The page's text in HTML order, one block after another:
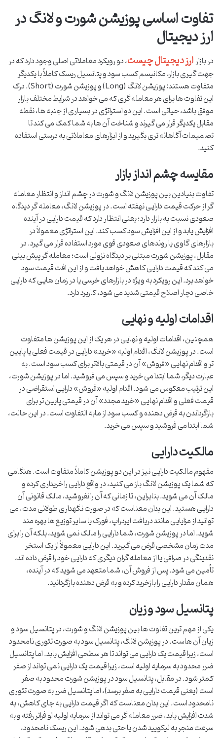
تفاوت اساسی پوزیشن شورت و لانگ در
ارز دیجیتال
در بازارارز دیجیتال چیست، دو رویکرد معاملاتی اصلی وجود دارد که در
جهت گیری بازار، مکانیسم کسب سود و پتانسیل ریسک کاملاً با یکدیگر
متفاوت هستند: پوزیشن لانگ (Long) و پوزیشن شورت (Short). درک
این تفاوت ها برای هر معامله گری که می خواهد در شرایط مختلف بازار
موفق باشد، حیاتی است. این دو استراتژی در بسیاری از جنبه ها، نقطه
مقابل یکدیگر قرار می گیرند و شناخت آن ها به شما کمک می کند تا
تصمیمات آگاهانه تری بگیرید و از ابزارهای معاملاتی به درستی استفاده
کنید.
مقایسه چشم انداز بازار
تفاوت بنیادین بین پوزیشن لانگ و شورت در چشم انداز و انتظار معامله
گر از حرکت قیمت دارایی نهفته است. در پوزیشن لانگ، معامله گر دیدگاه
صعودی نسبت به بازار دارد؛ یعنی انتظار دارد که قیمت دارایی در آینده
افزایش یابد و از این افزایش سود کسب کند. این استراتژی معمولاً در
بازارهای گاوی یا روندهای صعودی قوی مورد استفاده قرار می گیرد. در
مقابل، پوزیشن شورت مبتنی بر دیدگاه نزولی است؛ معامله گر پیش بینی
می کند که قیمت دارایی کاهش خواهد یافت و از این افت قیمت سود
خواهد برد. این رویکرد به ویژه در بازارهای خرسی یا در زمان هایی که دارایی
خاصی دچار اصلاح قیمتی شدید می شود، کاربرد دارد.
اقدامات اولیه و نهایی
همچنین، اقدامات اولیه و نهایی در هر یک از این پوزیشن ها متفاوت
است. در پوزیشن لانگ، اقدام اولیه «خرید» دارایی در قیمت فعلی یا پایین
تر و اقدام نهایی «فروش» آن در قیمتی بالاتر برای کسب سود است. به
عبارت دیگر، شما ابتدا می خرید و سپس می فروشید. اما در پوزیشن شورت،
این ترتیب معکوس می شود. اقدام اولیه «فروش» دارایی استقراضی در
قیمت فعلی و اقدام نهایی «خرید مجدد» آن در قیمتی پایین تر برای
بازگرداندن به قرض دهنده و کسب سود از مابه التفاوت است. در این حالت،
شما ابتدا می فروشید و سپس می خرید.
مالکیت دارایی
مفهوم مالکیت دارایی نیز در این دو پوزیشن کاملاً متفاوت است. هنگامی
که شما یک پوزیشن لانگ باز می کنید، در واقع دارایی را خریداری کرده و
مالک آن می شوید. بنابراین، تا زمانی که آن را نفروشید، مالک قانونی آن
دارایی هستید. این بدان معناست که در صورت نگهداری طولانی مدت، می
توانید از مزایایی مانند دریافت ایردراپ، فورک یا سایر توزیع ها بهره مند
شوید. اما در پوزیشن شورت، شما دارایی را مالک نمی شوید، بلکه آن را برای
مدت زمان مشخصی قرض می گیرید. این دارایی معمولاً از یک استخر
نقدینگی در صرافی یا از معامله گران دیگری که دارایی خود را قرض داده اند،
تأمین می شود. پس از فروش آن، شما متعهد می شوید که در آینده،
همان مقدار دارایی را بازخرید کرده و به قرض دهنده بازگردانید.
پتانسیل سود و زیان
یکی از مهم ترین تفاوت ها بین پوزیشن لانگ و شورت، در پتانسیل سود و
زیان آن هاست. در پوزیشن لانگ، پتانسیل سود به صورت تئوری نامحدود
است، زیرا قیمت یک دارایی می تواند تا هر سطحی افزایش یابد. اما پتانسیل
ضرر محدود به سرمایه اولیه است، زیرا قیمت یک دارایی نمی تواند از صفر
کمتر شود. در مقابل، پتانسیل سود در پوزیشن شورت محدود به صفر
است (یعنی قیمت دارایی به صفر برسد)، اما پتانسیل ضرر به صورت تئوری
نامحدود است. این بدان معناست که اگر قیمت دارایی به جای کاهش، به
شدت افزایش یابد، ضرر معامله گر می تواند از سرمایه اولیه او فراتر رفته و به
سرعت منجر به لیکویید شدن یا حتی بدهی شود. این ریسک نامحدود،